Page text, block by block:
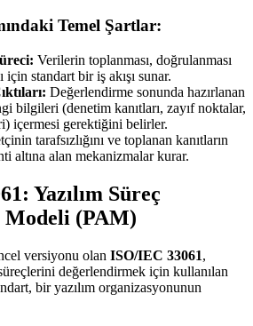
Temel Şartlar:
Verilerin toplanması, doğrulanması
için standart bir iş akışı sunar.
Değerlendirme sonunda hazırlanan
bilgileri (denetim kanıtları, zayıf noktalar,
içermesi gerektiğini belirler.
tarafsızlığını ve toplanan kanıtların
altına alan mekanizmalar kurar.
Yazılım Süreç
Modeli (PAM)
versiyonu olan ISO/IEC 33061,
değerlendirmek için kullanılan
bir yazılım organizasyonunun